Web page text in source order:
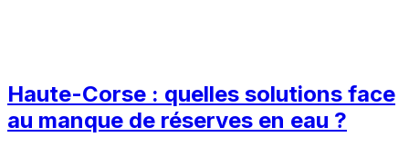
Haute-Corse : quelles solutions face
au manque de réserves en eau ?